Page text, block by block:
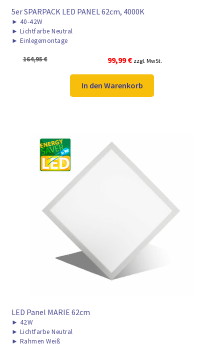
5er SPARPACK LED PANEL 62cm, 4000K
► 40-42W
► Lichtfarbe Neutral
► Einlegemontage
164,95€
Ursprünglicher
Preis
war:
164,95 €
99,99€Aktueller
Preis
ist:
99,99 €.
zzgl. MwSt.
In den Warenkorb
LED Panel MARIE 62cm
► 42W
► Lichtfarbe Neutral
► Rahmen Weiß